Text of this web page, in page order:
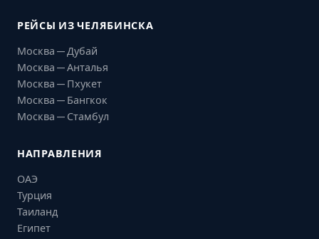
РЕЙСЫ ИЗ ЧЕЛЯБИНСКА
Москва — Дубай
Москва — Анталья
Москва — Пхукет
Москва — Бангкок
Москва — Стамбул
НАПРАВЛЕНИЯ
ОАЭ
Турция
Таиланд
Египет